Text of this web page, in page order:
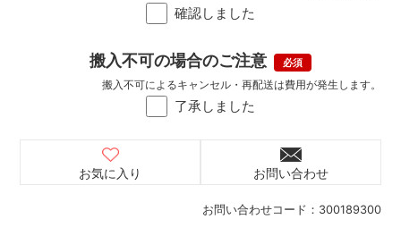
お問い合わせコード： 300189300
確認しました
搬入不可の場合のご注意
了承しました
搬入不可によるキャンセル・再配送は費用が発生します。
お気に入り お問い合わせ